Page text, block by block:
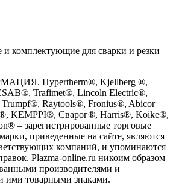
комплектующие для сварки и резки
Hypertherm®, Kjellberg ®,
Trafimet®, Lincoln Electric®,
Raytools®, Fronius®, Abicor
KEMPPI®, Сварог®, Harris®, Koike®,
– зарегистрированные торговые
приведенные на сайте, являются
компаний, и упоминаются
Plazma-online.ru никоим образом
производителями и
ими товарными знаками.